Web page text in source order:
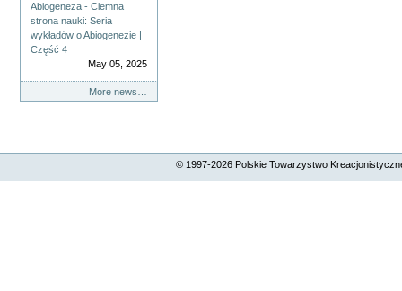
Abiogeneza - Ciemna
strona nauki: Seria
wykładów o Abiogenezie |
Część 4
May 05, 2025
More news…
© 1997-2026Polskie Towarzystwo